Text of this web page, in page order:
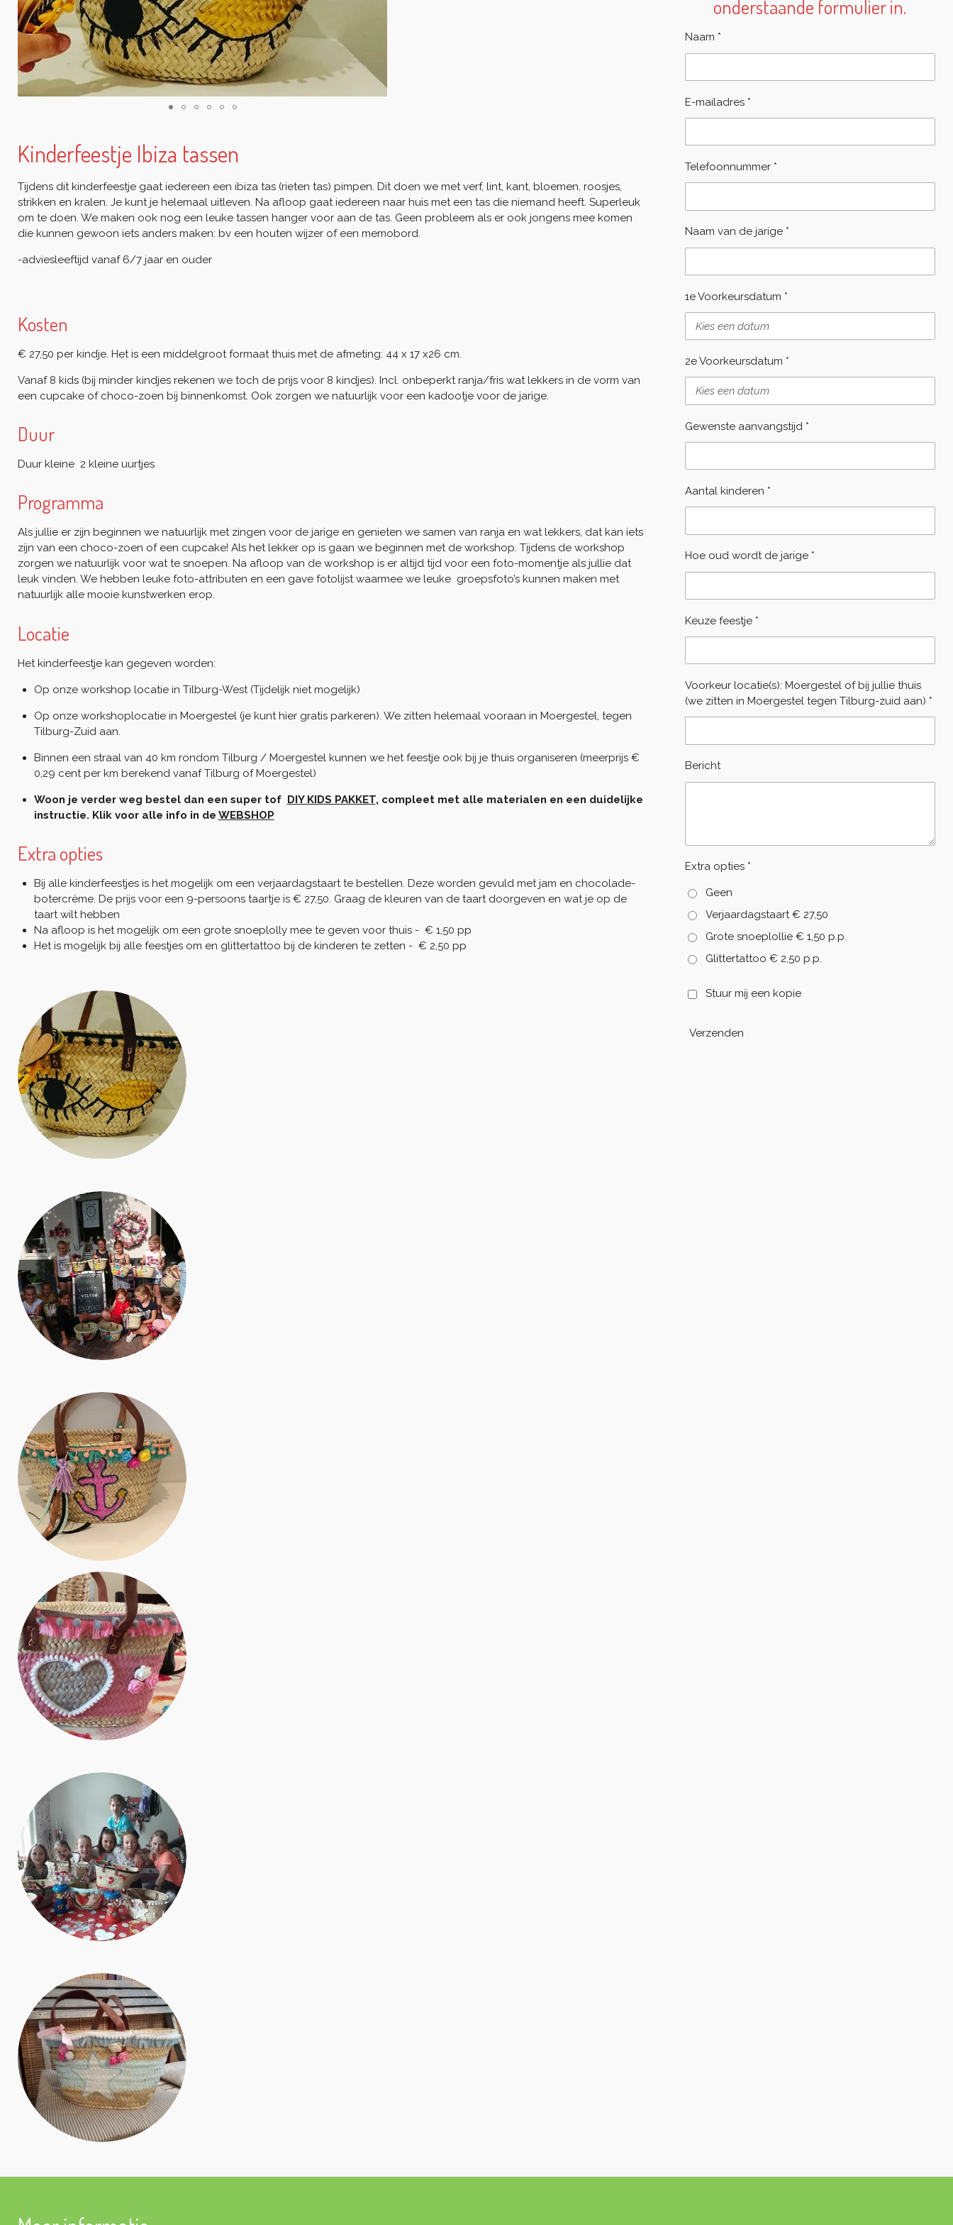
Kinderfeestje Ibiza tassen
Tijdens dit kinderfeestje gaat iedereen een ibiza tas (rieten tas) pimpen. Dit doen we met verf, lint, kant, bloemen, roosjes,
strikken en kralen. Je kunt je helemaal uitleven. Na afloop gaat iedereen naar huis met een tas die niemand heeft. Superleuk
om te doen. We maken ook nog een leuke tassen hanger voor aan de tas. Geen probleem als er ook jongens mee komen
die kunnen gewoon iets anders maken: bv een houten wijzer of een memobord.
-adviesleeftijd vanaf 6/7 jaar en ouder
Kosten
€ 27,50 per kindje. Het is een middelgroot formaat thuis met de afmeting: 44 x 17 x26 cm.
Vanaf 8 kids (bij minder kindjes rekenen we toch de prijs voor 8 kindjes). Incl. onbeperkt ranja/fris wat lekkers in de vorm van
een cupcake of choco-zoen bij binnenkomst. Ook zorgen we natuurlijk voor een kadootje voor de jarige.
Duur
Duur kleine 2 kleine uurtjes
Programma
Als jullie er zijn beginnen we natuurlijk met zingen voor de jarige en genieten we samen van ranja en wat lekkers, dat kan iets
zijn van een choco-zoen of een cupcake! Als het lekker op is gaan we beginnen met de workshop. Tijdens de workshop
zorgen we natuurlijk voor wat te snoepen. Na afloop van de workshop is er altijd tijd voor een foto-momentje als jullie dat
leuk vinden. We hebben leuke foto-attributen en een gave fotolijst waarmee we leuke groepsfoto’s kunnen maken met
natuurlijk alle mooie kunstwerken erop.
Locatie
Het kinderfeestje kan gegeven worden:
Op onze workshop locatie in Tilburg-West (Tijdelijk niet mogelijk)
Op onze workshoplocatie in Moergestel (je kunt hier gratis parkeren). We zitten helemaal vooraan in Moergestel, tegen
Tilburg-Zuid aan.
Binnen een straal van 40 km rondom Tilburg / Moergestel kunnen we het feestje ook bij je thuis organiseren (meerprijs €
0,29 cent per km berekend vanaf Tilburg of Moergestel)
Woon je verder weg bestel dan een super tof DIY KIDS PAKKET, compleet met alle materialen en een duidelijke
instructie. Klik voor alle info in de WEBSHOP
Extra opties
Bij alle kinderfeestjes is het mogelijk om een verjaardagstaart te bestellen. Deze worden gevuld met jam en chocolade-
botercrème. De prijs voor een 9-persoons taartje is € 27,50. Graag de kleuren van de taart doorgeven en wat je op de
taart wilt hebben
Na afloop is het mogelijk om een grote snoeplolly mee te geven voor thuis - € 1,50 pp
Het is mogelijk bij alle feestjes om en glittertattoo bij de kinderen te zetten - € 2,50 pp
onderstaande formulier in.
Naam *
E-mailadres *
Telefoonnummer *
Naam van de jarige *
1e Voorkeursdatum *
2e Voorkeursdatum *
Gewenste aanvangstijd *
Aantal kinderen *
Hoe oud wordt de jarige *
Keuze feestje *
Voorkeur locatie(s): Moergestel of bij jullie thuis
(we zitten in Moergestel tegen Tilburg-zuid aan) *
Bericht
Extra opties *
Geen
Verjaardagstaart € 27,50
Grote snoeplollie € 1,50 p.p.
Glittertattoo € 2,50 p.p.
Stuur mij een kopie
Verzenden